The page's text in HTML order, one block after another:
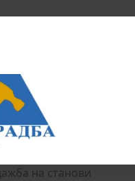
на станови